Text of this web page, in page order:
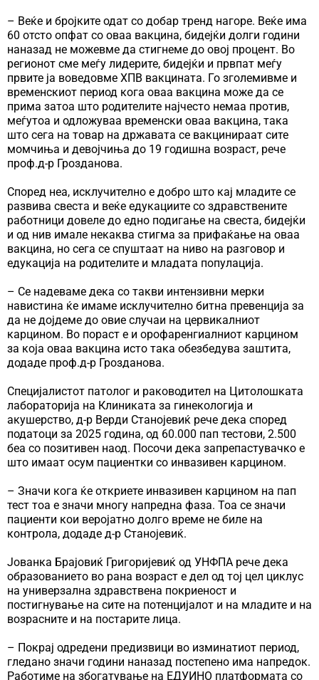
– Веќе и бројките одат со добар тренд нагоре. Веќе има
60 отсто опфат со оваа вакцина, бидејќи долги години
наназад не можевме да стигнеме до овој процент. Во
регионот сме меѓу лидерите, бидејќи и првпат меѓу
првите ја воведовме ХПВ вакцината. Го зголемивме и
временскиот период кога оваа вакцина може да се
прима затоа што родителите најчесто немаа против,
меѓутоа и одложуваа временски оваа вакцина, така
што сега на товар на државата се вакцинираат сите
момчиња и девојчиња до 19 годишна возраст, рече
проф.д-р Грозданова.
Според неа, исклучително е добро што кај младите се
развива свеста и веќе едукациите со здравствените
работници довеле до едно подигање на свеста, бидејќи
и од нив имале некаква стигма за прифаќање на оваа
вакцина, но сега се спуштаат на ниво на разговор и
едукација на родителите и младата популација.
– Се надеваме дека со такви интензивни мерки
навистина ќе имаме исклучително битна превенција за
да не дојдеме до овие случаи на цервикалниот
карцином. Во пораст е и орофаренгиалниот карцином
за која оваа вакцина исто така обезбедува заштита,
додаде проф.д-р Грозданова.
Специјалистот патолог и раководител на Цитолошката
лабораторија на Клиниката за гинекологија и
акушерство, д-р Верди Станојевиќ рече дека според
податоци за 2025 година, од 60.000 пап тестови, 2.500
беа со позитивен наод. Посочи дека запрепастувачко е
што имаат осум пациентки со инвазивен карцином.
– Значи кога ќе откриете инвазивен карцином на пап
тест тоа е значи многу напредна фаза. Тоа се значи
пациенти кои веројатно долго време не биле на
контрола, додаде д-р Станојевиќ.
Јованка Брајовиќ Григоријевиќ од УНФПА рече дека
образованието во рана возраст е дел од тој цел циклус
на универзална здравствена покриеност и
постигнување на сите на потенцијалот и на младите и на
возрасните и на постарите лица.
– Покрај одредени предизвици во изминатиот период,
гледано значи години наназад постепено има напредок.
Работиме на збогатување на ЕДУИНО платформата со